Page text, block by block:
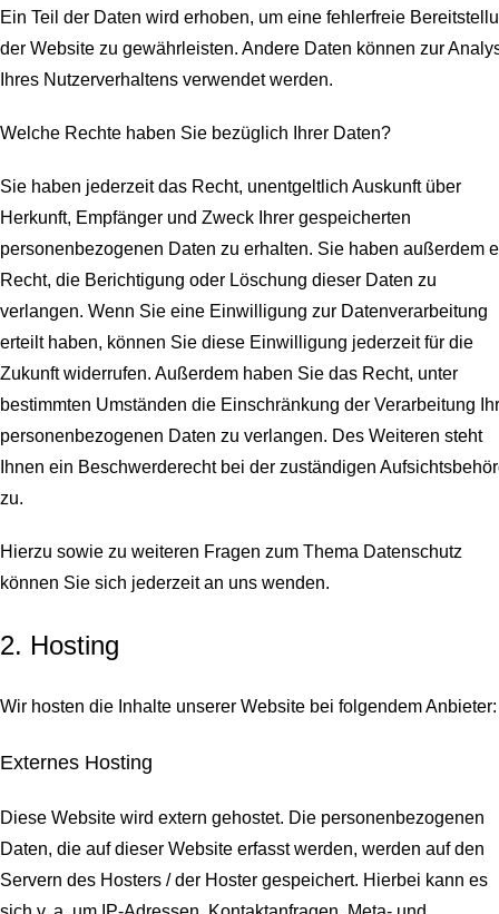
Ein Teil der Daten wird erhoben, um eine fehlerfreie
der Website zu gewährleisten. Andere Daten können zur
Ihres Nutzerverhaltens verwendet werden.
Welche Rechte haben Sie bezüglich Ihrer Daten?
Sie haben jederzeit das Recht, unentgeltlich Auskunft über
Herkunft, Empfänger und Zweck Ihrer gespeicherten
personenbezogenen Daten zu erhalten. Sie haben außerdem
Recht, die Berichtigung oder Löschung dieser Daten zu
verlangen. Wenn Sie eine Einwilligung zur Datenverarbeitung
erteilt haben, können Sie diese Einwilligung jederzeit für die
Zukunft widerrufen. Außerdem haben Sie das Recht, unter
bestimmten Umständen die Einschränkung der Verarbeitung
personenbezogenen Daten zu verlangen. Des Weiteren steht
Ihnen ein Beschwerderecht bei der zuständigen
zu.
Hierzu sowie zu weiteren Fragen zum Thema Datenschutz
können Sie sich jederzeit an uns wenden.
2. Hosting
Wir hosten die Inhalte unserer Website bei folgendem Anbieter:
Externes Hosting
Diese Website wird extern gehostet. Die personenbezogenen
Daten, die auf dieser Website erfasst werden, werden auf den
Servern des Hosters / der Hoster gespeichert. Hierbei kann es